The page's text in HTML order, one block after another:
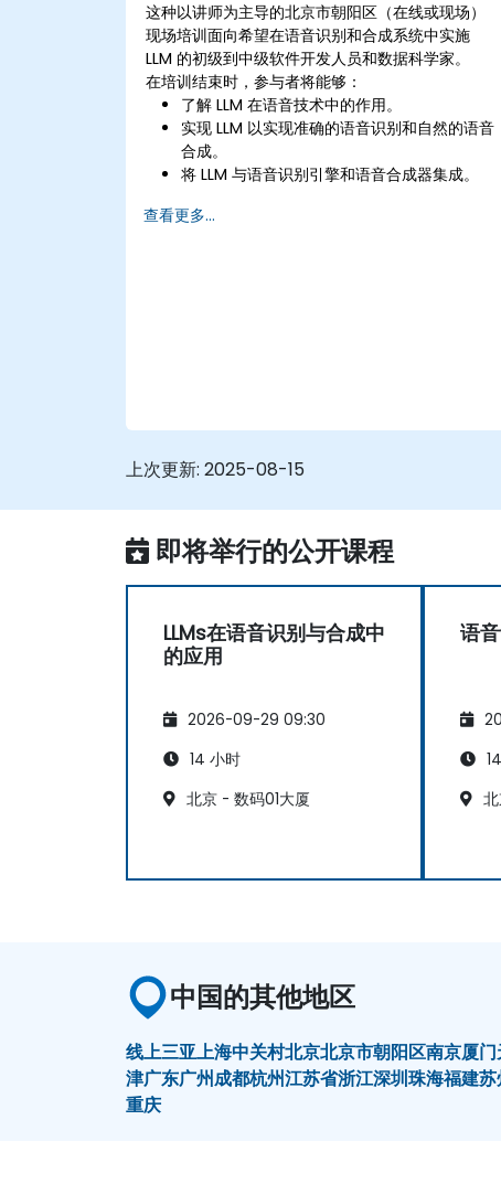
这种以讲师为主导的北京市朝阳区（在线或现场）
现场培训面向希望在语音识别和合成系统中实施
LLM 的初级到中级软件开发人员和数据科学家。
在培训结束时，参与者将能够：
了解 LLM 在语音技术中的作用。
实现 LLM 以实现准确的语音识别和自然的语音
合成。
将 LLM 与语音识别引擎和语音合成器集成。
随时了解语音技术的当前趋势和未来方向。
查看更多...
上次更新: 2025-08-15
即将举行的公开课程
LLMs在语音识别与合成中
的应用
2026-09-29 09:30
14 小时
北京 - 数码01大厦
语
中国的其他地区
线上三亚上海中关村北京北京市朝阳区南京厦门
津广东广州成都杭州江苏省浙江深圳珠海福建苏
重庆